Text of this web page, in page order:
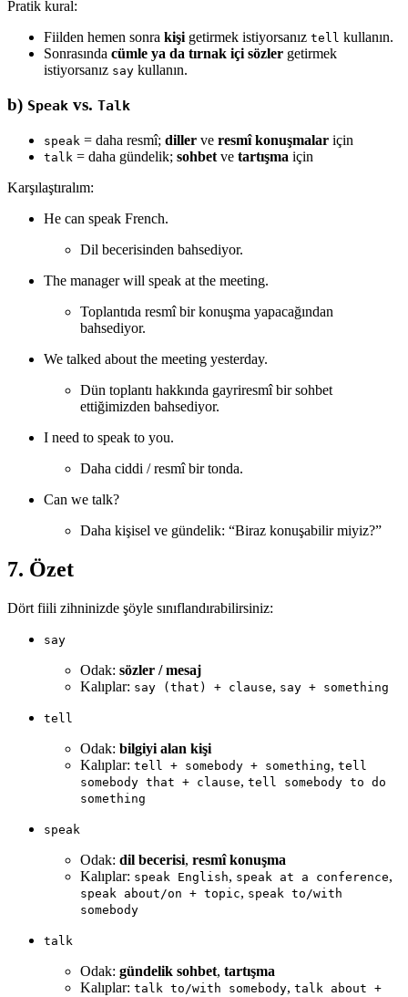
Pratik kural:
Fiilden hemen sonra kişi getirmek istiyorsanız tell kullanın.
Sonrasında cümle ya da tırnak içi sözler getirmek
istiyorsanız say kullanın.
b) Speak vs. Talk
speak = daha resmî; diller ve resmî konuşmalar için
talk = daha gündelik; sohbet ve tartışma için
Karşılaştıralım:
He can speak French.
Dil becerisinden bahsediyor.
The manager will speak at the meeting.
Toplantıda resmî bir konuşma yapacağından
bahsediyor.
We talked about the meeting yesterday.
Dün toplantı hakkında gayriresmî bir sohbet
ettiğimizden bahsediyor.
I need to speak to you.
Daha ciddi / resmî bir tonda.
Can we talk?
Daha kişisel ve gündelik: “Biraz konuşabilir miyiz?”
7. Özet
Dört fiili zihninizde şöyle sınıflandırabilirsiniz:
say
Odak: sözler / mesaj
Kalıplar: say (that) + clause, say + something
tell
Odak: bilgiyi alan kişi
Kalıplar: tell + somebody + something, tell
somebody that + clause, tell somebody to do
something
speak
Odak: dil becerisi, resmî konuşma
Kalıplar: speak English, speak at a conference,
speak about/on + topic, speak to/with
somebody
talk
Odak: gündelik sohbet, tartışma
Kalıplar: talk to/with somebody, talk about +